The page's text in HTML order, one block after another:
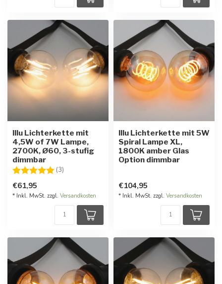
Illu Lichterkette mit
4,5W of 7W Lampe,
2700K, Ø60, 3-stufig
dimmbar
Bewertung:
(3)
€61,95
* Inkl. MwSt. zzgl. Versandkosten
Illu Lichterkette mit 5W
Spiral Lampe XL,
1800K amber Glas
Option dimmbar
€104,95
* Inkl. MwSt. zzgl. Versandkosten